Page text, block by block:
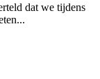
dat we tijdens